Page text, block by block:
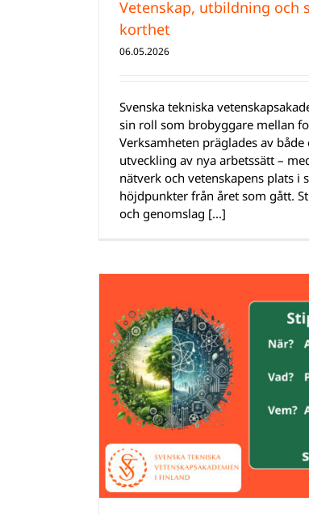
Vetenskap, utbildning och
korthet
06.05.2026
Svenska tekniska
sin roll som brobyggare mellan
Verksamheten präglades av
utveckling av nya arbetssätt –
nätverk och vetenskapens plats i
höjdpunkter från året som gått.
och genomslag [...]